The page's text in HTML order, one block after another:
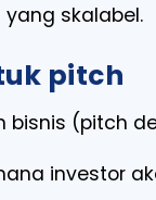
skalabel.
pitch
bisnis (pitch
investor